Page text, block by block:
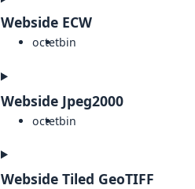
Webside ECW
octetbin
Webside Jpeg2000
octetbin
Webside Tiled GeoTIFF